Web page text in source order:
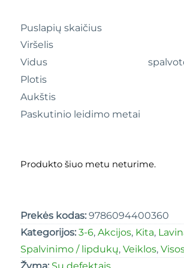
Puslapių skaičius
Viršelis
Vidus
Plotis
Aukštis
Paskutinio leidimo metai
Produkto šiuo metu neturime.
Prekės kodas: 9786094400360
Kategorijos: 3-6, Akcijos, Kita,
Spalvinimo / lipdukų, Veiklos,